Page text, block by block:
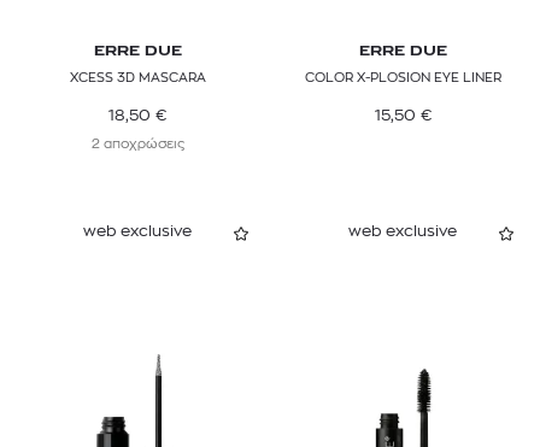
ERRE DUE
XCESS 3D MASCARA
18,50 €
2 αποχρώσεις
ERRE DUE
COLOR X-PLOSION EYE LINER
15,50 €
web exclusive web exclusive